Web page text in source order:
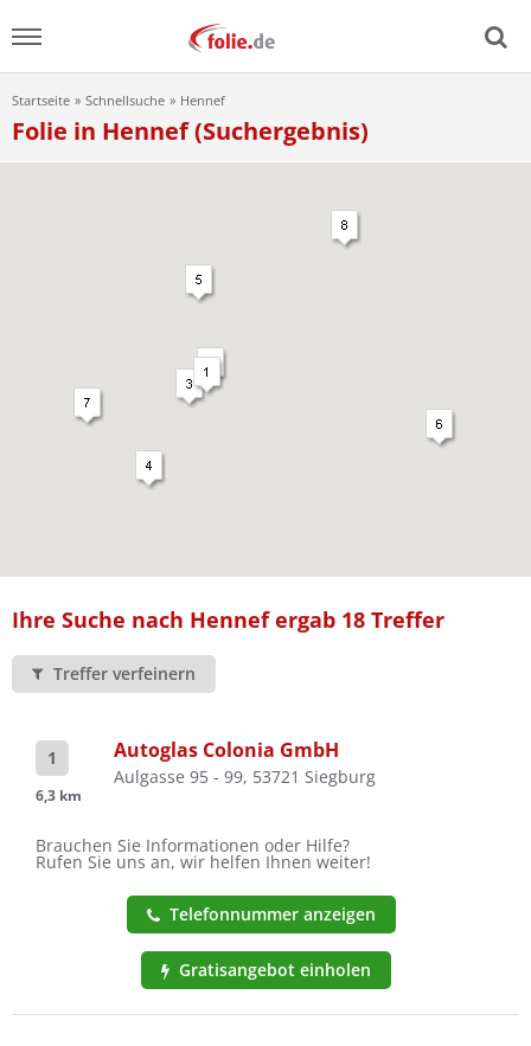
Home
Lexikon
Startseite Schnellsuche Hennef
Folie in Hennef (Suchergebnis)
Ihre Suche nach Hennef ergab 18 Treffer
Treffer verfeinern
1
6,3 km
Autoglas Colonia GmbH
Aulgasse 95 - 99, 53721 Siegburg
Brauchen Sie Informationen oder Hilfe?
Rufen Sie uns an, wir helfen Ihnen weiter!
Telefonnummer anzeigen
Gratisangebot einholen